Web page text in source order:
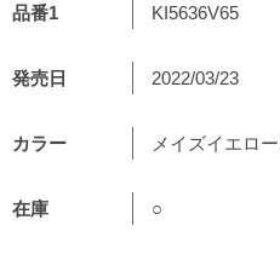
品番1 KI5636V65
発売日 2022/03/23
カラー メイズイエロ
在庫 ○